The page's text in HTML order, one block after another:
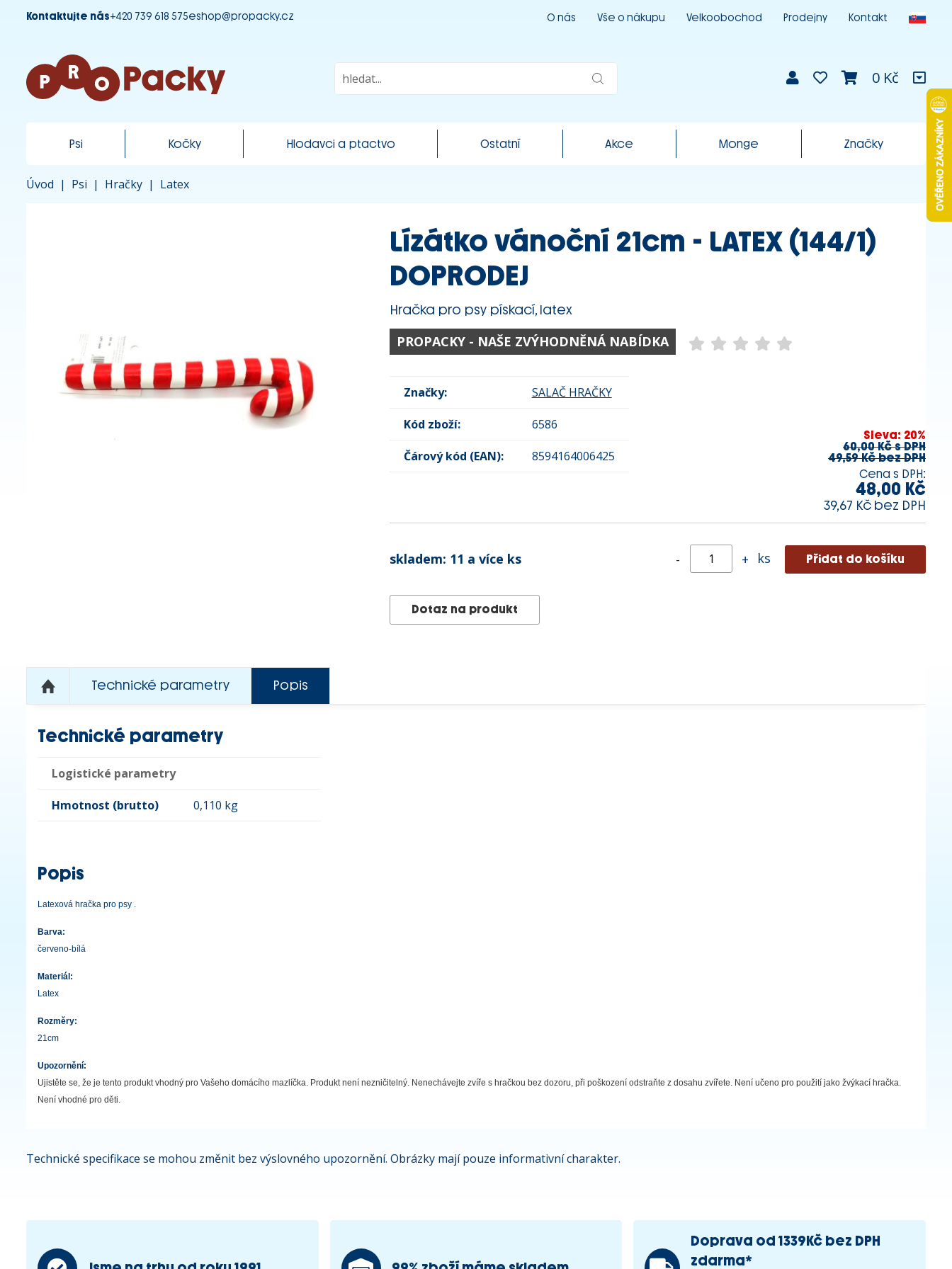
Kontaktujte nás+420 739 618 575eshop@propacky.cz O nás Vše o nákupu Velkoobochod Prodejny Kontakt
0 Kč
Psi Kočky Hlodavci a ptactvo Ostatní Akce Monge Značky
Úvod | Psi | Hračky | Latex
Lízátko vánoční 21cm - LATEX (144/1)
DOPRODEJ
Hračka pro psy pískací, latex
PROPACKY - NAŠE ZVÝHODNĚNÁ NABÍDKA
Značky: SALAČ HRAČKY
Kód zboží: 6586
Čárový kód (EAN): 8594164006425
Sleva: 20%
60,00 Kč s DPH
49,59 Kč bez DPH
Cena s DPH:
48,00 Kč
39,67 Kč bez DPH
skladem: 11 a více ks - + ks
Dotaz na produkt
Technické parametry Popis
Technické parametry
Logistické parametry
Hmotnost (brutto) 0,110 kg
Popis
Latexová hračka pro psy .
Barva:
červeno-bílá
Materiál:
Latex
Rozměry:
21cm
Upozornění:
Ujistěte se, že je tento produkt vhodný pro Vašeho domácího mazlíčka. Produkt není nezničitelný. Nenechávejte zvíře s hračkou bez dozoru, při poškození odstraňte z dosahu zvířete. Není učeno pro použití jako žvýkací hračka.
Není vhodné pro děti.
Technické specifikace se mohou změnit bez výslovného upozornění. Obrázky mají pouze informativní charakter.
Doprava od 1339Kč bez DPH
zdarma*